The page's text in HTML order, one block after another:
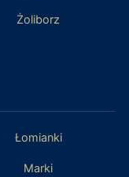
Żoliborz
Łomianki
Marki